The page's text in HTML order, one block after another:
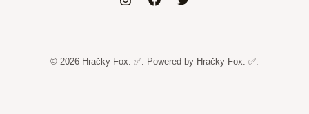
© 2026 Hračky Fox. ✅. Powered by Hračky Fox. ✅.